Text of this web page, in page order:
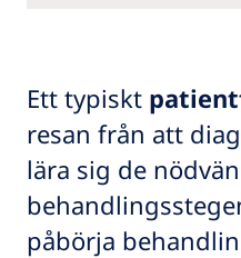
Ett typiskt
resan från att
lära sig de
påbörja